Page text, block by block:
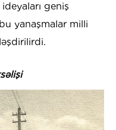
geniş
yanaşmalar milli